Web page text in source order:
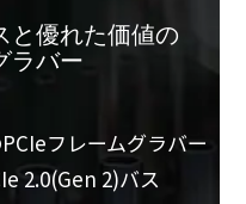
と優れた価値の
ラバー
フレームグラバー
2.0(Gen 2)バス